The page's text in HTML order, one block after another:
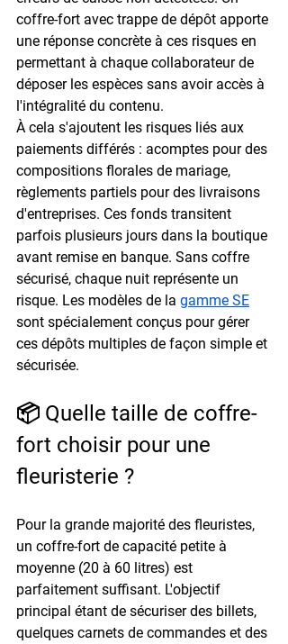
coffre-fort avec trappe de dépôt apporte
une réponse concrète à ces risques en
permettant à chaque collaborateur de
déposer les espèces sans avoir accès à
l'intégralité du contenu.
À cela s'ajoutent les risques liés aux
paiements différés : acomptes pour des
compositions florales de mariage,
règlements partiels pour des livraisons
d'entreprises. Ces fonds transitent
parfois plusieurs jours dans la boutique
avant remise en banque. Sans coffre
sécurisé, chaque nuit représente un
risque. Les modèles de la gamme SE
sont spécialement conçus pour gérer
ces dépôts multiples de façon simple et
sécurisée.
📦 Quelle taille de coffre-
fort choisir pour une
fleuristerie ?
Pour la grande majorité des fleuristes,
un coffre-fort de capacité petite à
moyenne (20 à 60 litres) est
parfaitement suffisant. L'objectif
principal étant de sécuriser des billets,
quelques carnets de commandes et des